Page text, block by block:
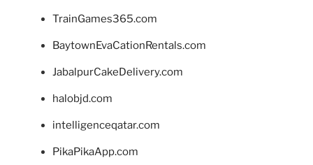
TrainGames365.com
BaytownEvaCationRentals.com
JabalpurCakeDelivery.com
halobjd.com
intelligenceqatar.com
PikaPikaApp.com